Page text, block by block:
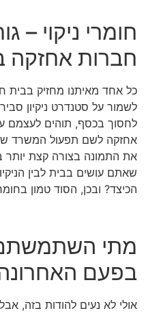
חומרי ניקוי
חברות אחזקה
כל אחד מאיתנו מחזיק בבית
לשמור על סטנדרט ניקיון
לחסוך בכסף, תוהים לעצמם
אחזקה לשם תפעול המשרד
את התמונה בצורה קצת יותר
שאתם עושים בבית לבין
הכיצד? ובכן, הסוד טמון
מתי השתמשתם
בפעם
אולי לא נעים להודות בזה,